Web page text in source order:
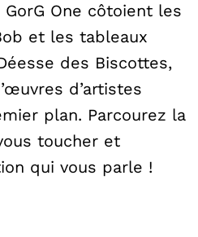
One côtoient les
et les tableaux
des Biscottes,
d’artistes
plan. Parcourez la
toucher et
qui vous parle !